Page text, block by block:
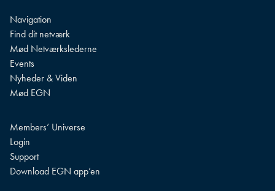
Navigation
Find dit netværk
Mød Netværkslederne
Events
Nyheder & Viden
Mød EGN
Members’ Universe
Login
Support
Download EGN app’en